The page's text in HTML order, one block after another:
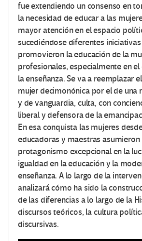
fue extendiendo un consenso en
la necesidad de educar a las
mayor atención en el espacio
sucediéndose diferentes
promovieron la educación de la
profesionales, especialmente en
la enseñanza. Se va a reemplazar
mujer decimonónica por el de una
y de vanguardia, culta, con
liberal y defensora de la
En esa conquista las mujeres
educadoras y maestras asumieron
protagonismo excepcional en la
igualdad en la educación y la
enseñanza. A lo largo de la
analizará cómo ha sido la
de las diferencias a lo largo de la
discursos teóricos, la cultura
discursivas.